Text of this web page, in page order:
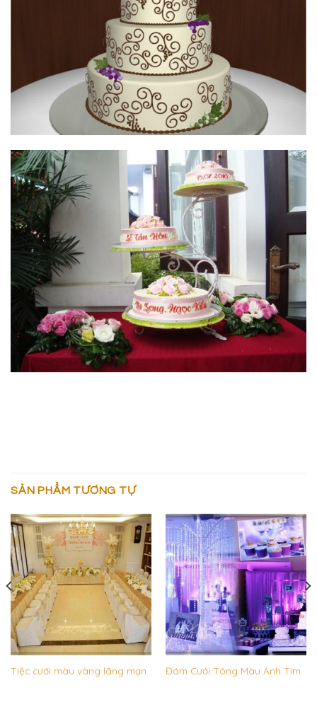
SẢN PHẨM TƯƠNG TỰ
Tiệc cưới màu vàng lãng mạn Đám Cưới Tông Màu Ánh Tím